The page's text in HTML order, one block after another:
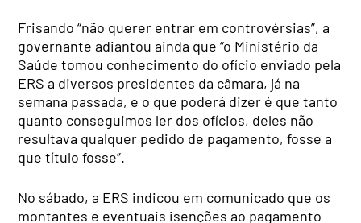
Frisando “não querer entrar em controvérsias”, a
governante adiantou ainda que “o Ministério da
Saúde tomou conhecimento do ofício enviado pela
ERS a diversos presidentes da câmara, já na
semana passada, e o que poderá dizer é que tanto
quanto conseguimos ler dos ofícios, deles não
resultava qualquer pedido de pagamento, fosse a
que título fosse”.
No sábado, a ERS indicou em comunicado que os
montantes e eventuais isenções ao pagamento